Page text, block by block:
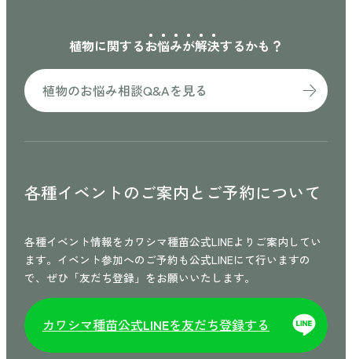
植物に関するお悩みが解決するかも？
植物のお悩み相談Q&Aを見る
各種イベントのご案内と ご予約について
各種イベント情報をカワシマ種苗公式LINEよりご案内してい
ます。イベント参加へのご予約も公式LINEにて行いますの
で、ぜひ「友だち登録」をお願いいたします。
カワシマ種苗公式LINEを友だち登録する